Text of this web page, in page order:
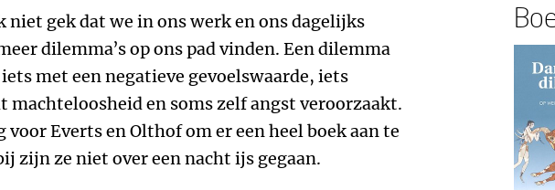
niet gek dat we in ons werk en ons dagelijks
dilemma’s op ons pad vinden. Een dilemma
met een negatieve gevoelswaarde, iets
machteloosheid en soms zelf angst veroorzaakt.
voor Everts en Olthof om er een heel boek aan te
zijn ze niet over een nacht ijs gegaan.